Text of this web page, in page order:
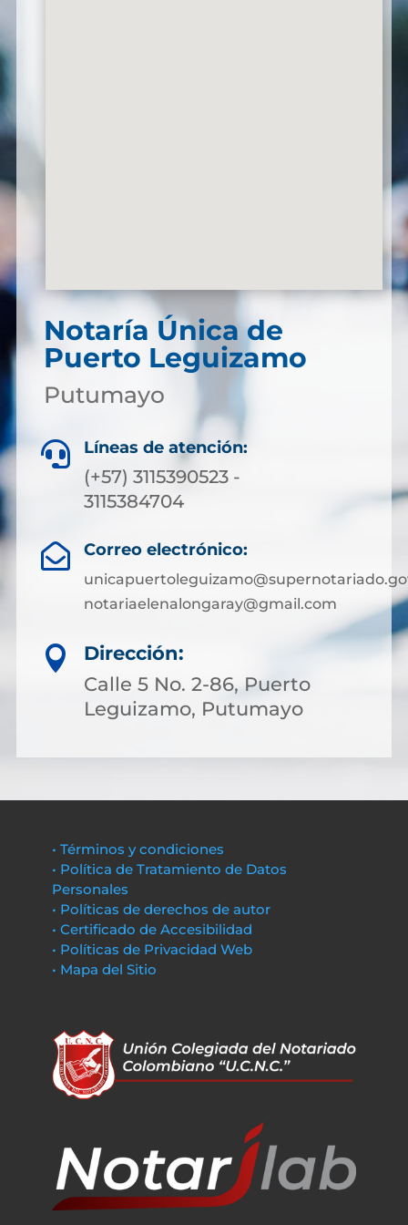
Notaría Única de
Puerto Leguizamo
Putumayo
 Líneas de atención:
(+57) 3115390523 -
3115384704
 Correo electrónico:
notariaelenalongaray@gmail.com

Dirección:
Calle 5 No. 2-86, Puerto
Leguizamo, Putumayo
• Términos y condiciones
• Política de Tratamiento de Datos
Personales
• Políticas de derechos de autor
• Certificado de Accesibilidad
• Políticas de Privacidad Web
• Mapa del Sitio